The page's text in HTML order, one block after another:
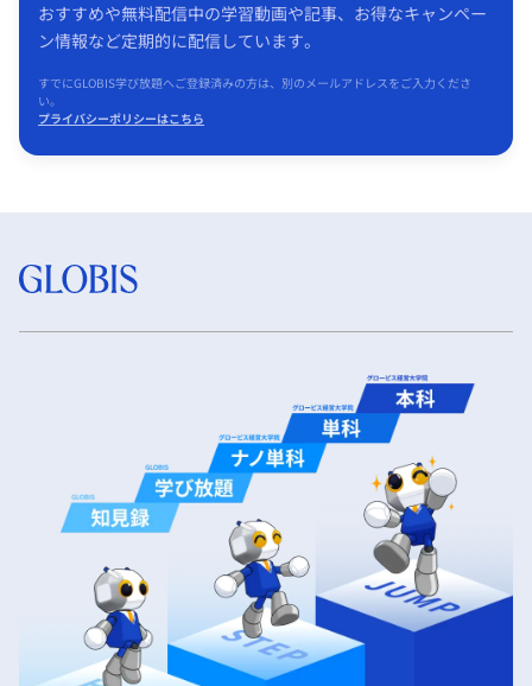
おすすめや無料配信中の学習動画や記事、お得なキャンペー
ン情報など定期的に配信しています。
すでにGLOBIS学び放題へご登録済みの方は、別のメールアドレスをご入力くださ
い。
プライバシーポリシーはこちら